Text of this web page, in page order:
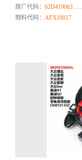
原厂代码：62D419063……
物料代码： AFXJ0017